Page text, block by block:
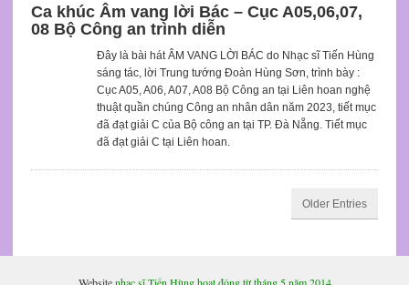
Ca khúc Âm vang lời Bác – Cục A05,06,07,
08 Bộ Công an trình diễn
Đây là bài hát ÂM VANG LỜI BÁC do Nhạc sĩ Tiến Hùng
sáng tác, lời Trung tướng Đoàn Hùng Sơn, trình bày :
Cục A05, A06, A07, A08 Bộ Công an tại Liên hoan nghệ
thuật quần chúng Công an nhân dân năm 2023, tiết mục
đã đạt giải C của Bộ công an tại TP. Đà Nẵng. Tiết mục
đã đạt giải C tại Liên hoan.
Older Entries